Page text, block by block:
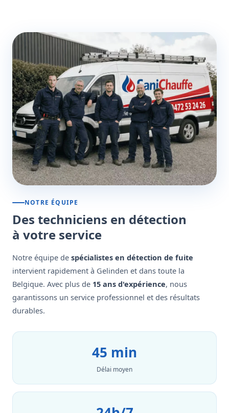
NOTRE ÉQUIPE
Des techniciens en détection
à votre service
Notre équipe de spécialistes en détection de fuite
intervient rapidement à Gelinden et dans toute la
Belgique. Avec plus de 15 ans d'expérience, nous
garantissons un service professionnel et des résultats
durables.
45 min
Délai moyen